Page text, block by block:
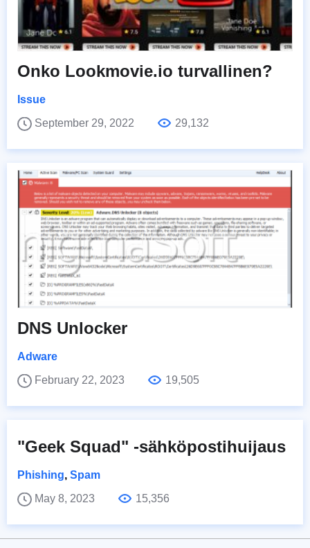
Onko Lookmovie.io turvallinen?
Issue
September 29, 2022
29,132
DNS Unlocker
Adware
February 22, 2023
19,505
"Geek Squad" -sähköpostihuijaus
Phishing, Spam
May 8, 2023
15,356